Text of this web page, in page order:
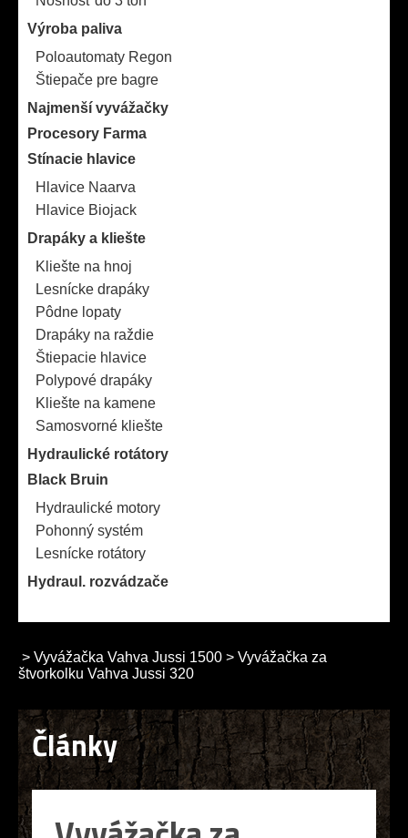
Výroba paliva
Poloautomaty Regon
Štiepače pre bagre
Najmenší vyvážačky
Procesory Farma
Stínacie hlavice
Hlavice Naarva
Hlavice Biojack
Drapáky a kliešte
Kliešte na hnoj
Lesnícke drapáky
Pôdne lopaty
Drapáky na raždie
Štiepacie hlavice
Polypové drapáky
Kliešte na kamene
Samosvorné kliešte
Hydraulické rotátory
Black Bruin
Hydraulické motory
Pohonný systém
Lesnícke rotátory
Hydraul. rozvádzače
> Vyvážačka Vahva Jussi 1500 > Vyvážačka za
štvorkolku Vahva Jussi 320
Články